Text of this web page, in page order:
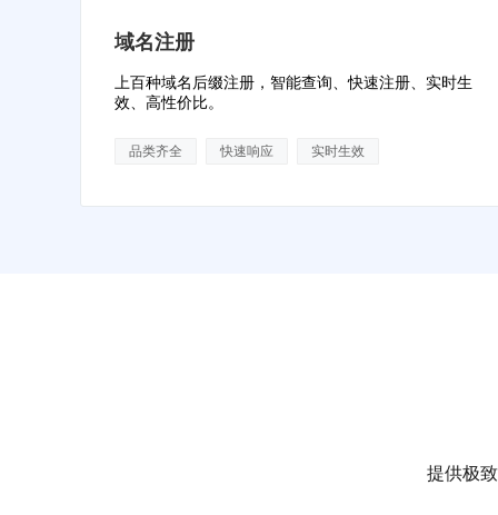
域名注册
上百种域名后缀注册，智能查询、快速注册、实时生
效、高性价比。
品类齐全 快速响应 实时生效
提供极